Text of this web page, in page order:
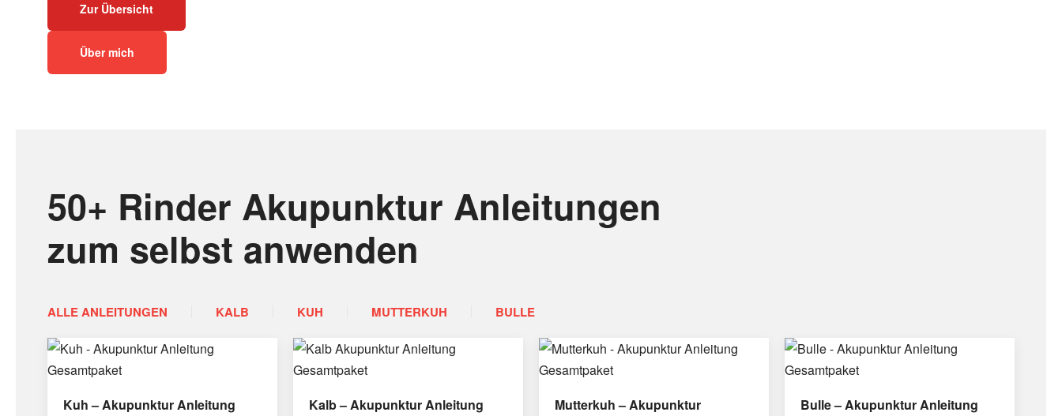
Zur Übersicht
Über mich
50+ Rinder Akupunktur Anleitungen
zum selbst anwenden
ALLE ANLEITUNGEN KALB KUH MUTTERKUH BULLE
Kuh – Akupunktur Anleitung
Kalb – Akupunktur Anleitung
Mutterkuh – Akupunktur
Bulle – Akupunktur Anleitung